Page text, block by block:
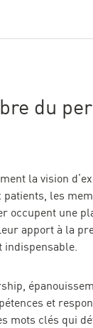
du
la vision
patients, les
occupent une
apport à la
indispensable.
et
mots clés qui